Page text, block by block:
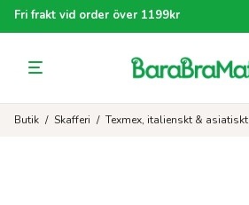
Fri frakt vid order över 1199kr
Butik / Skafferi / Texmex, italienskt & asiatiskt